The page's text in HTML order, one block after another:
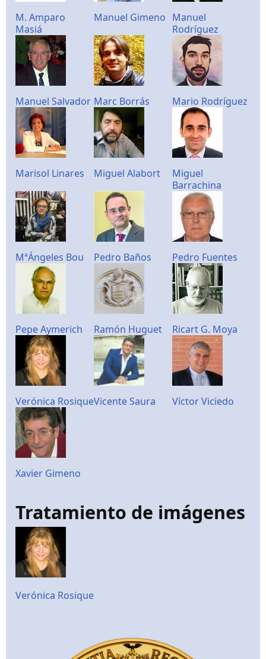
M. Amparo
Masiá
Manuel Gimeno Manuel
Rodríguez
Manuel Salvador Marc Borrás Mario Rodríguez
Marisol Linares Miguel Alabort
Miguel
Barrachina
MªÁngeles Bou Pedro Baños Pedro Fuentes
Pepe Aymerich Ramón Huguet Ricart G. Moya
Verónica RosiqueVicente Saura Víctor Viciedo
Xavier Gimeno
Tratamiento de imágenes
Verónica Rosique